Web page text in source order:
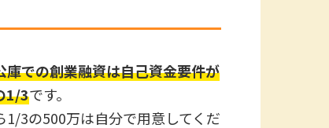
庫での創業融資は自己資金要件が
1/3です。
1/3の500万は自分で用意してくだ